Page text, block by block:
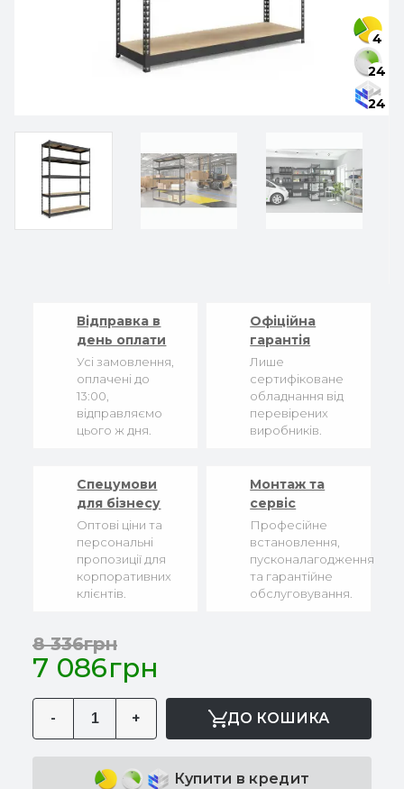
4
24
24
Відправка в
день оплати
Усі замовлення,
оплачені до
13:00,
відправляємо
цього ж дня.
Офіційна
гарантія
Лише
сертифіковане
обладнання від
перевірених
виробників.
Спецумови
для бізнесу
Оптові ціни та
персональні
пропозиції для
корпоративних
клієнтів.
Монтаж та
сервіс
Професійне
встановлення,
пусконалагодження
та гарантійне
обслуговування.
7 086грн
8 336грн
- + ДО КОШИКА
Купити в кредит